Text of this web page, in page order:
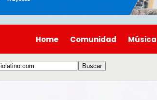
Home Comunidad Música